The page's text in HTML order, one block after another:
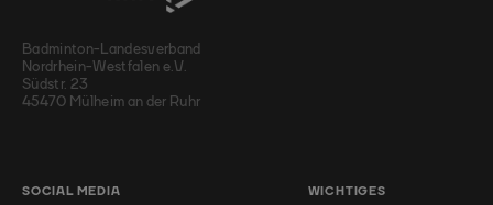
Badminton-Landesverband
Nordrhein-Westfalen e.V.
Südstr. 23
45470 Mülheim an der Ruhr
SOCIAL MEDIA WICHTIGES